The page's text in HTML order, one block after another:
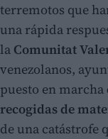
terremotos que
una rápida
la Comunitat
venezolanos,
puesto en marcha
recogidas de
de una catástrofe